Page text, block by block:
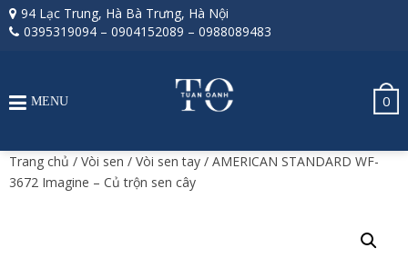
94 Lạc Trung, Hà Bà Trưng, Hà Nội
0395319094 – 0904152089 – 0988089483
0
MENU
Trang chủ / Vòi sen / Vòi sen tay / AMERICAN STANDARD WF-
3672 Imagine – Củ trộn sen cây